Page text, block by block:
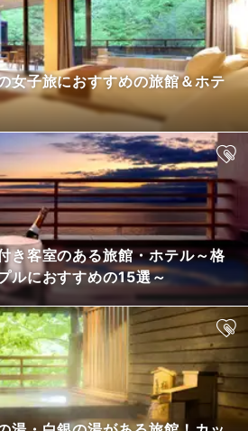
女子旅におすすめの旅館＆ホテ
き客室のある旅館・ホテル～格
ルにおすすめの15選～